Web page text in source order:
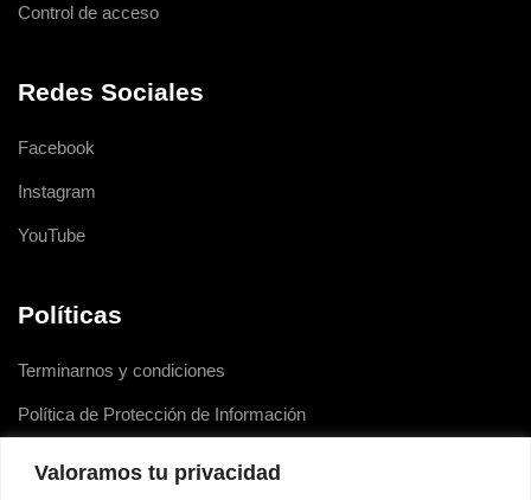
Valoramos tu privacidad
Control de acceso
Redes Sociales
Facebook
Instagram
YouTube
Políticas
Terminarnos y condiciones
Política de Protección de Información